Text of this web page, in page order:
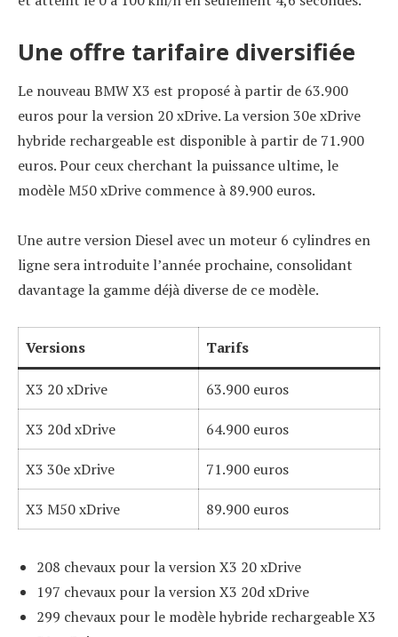
Une offre tarifaire diversifiée
Le nouveau BMW X3 est proposé à partir de 63.900
euros pour la version 20 xDrive. La version 30e xDrive
hybride rechargeable est disponible à partir de 71.900
euros. Pour ceux cherchant la puissance ultime, le
modèle M50 xDrive commence à 89.900 euros.
Une autre version Diesel avec un moteur 6 cylindres en
ligne sera introduite l’année prochaine, consolidant
davantage la gamme déjà diverse de ce modèle.
Versions Tarifs
X3 20 xDrive 63.900 euros
X3 20d xDrive 64.900 euros
X3 30e xDrive 71.900 euros
X3 M50 xDrive 89.900 euros
208 chevaux pour la version X3 20 xDrive
197 chevaux pour la version X3 20d xDrive
299 chevaux pour le modèle hybride rechargeable X3